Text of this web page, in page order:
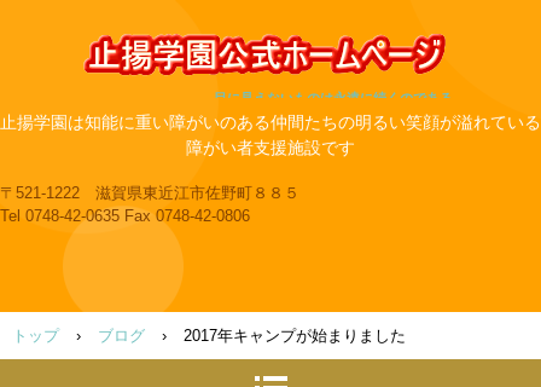
目に見えないものは永遠に続くのである
止揚学園は知能に重い障がいのある仲間たちの明るい笑顔が溢れている
障がい者支援施設です
〒521-1222 滋賀県東近江市佐野町８８５
Tel 0748-42-0635 Fax 0748-42-0806
トップ › ブログ › 2017年キャンプが始まりました